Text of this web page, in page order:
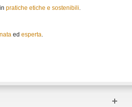
in pratiche etiche e sostenibili
ed esperta